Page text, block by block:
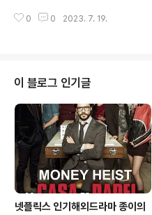
매혹적인 캐릭터, 감정의 교향곡으로 종
목적을 지닌 상사의 아내. 셋이 얽힌 뒤틀
다. Sarah Pinborough의 베스트셀러
심리 스릴러는 몰입감 있고 수수께끼 같
는 영화입니다. 비밀, 조작, 예상치 못한
있는 Louise, David, Adele의 복잡한
영화를 감상하면 색다른 재미를 느낄 수
0 0 2023. 7. 19.
이 블로그 인기글
넷플릭스 인기해외드라마 종이의